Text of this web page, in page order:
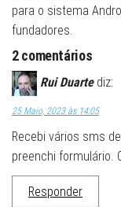
para o sistema
fundadores.
2 comentários
Rui Duarte diz:
25 Maio, 2023 às 14:05
Recebi vários sms
preenchi formulário.
Responder